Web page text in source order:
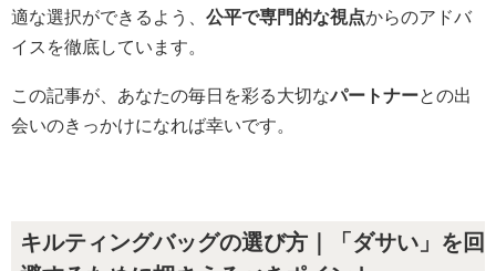
適な選択ができるよう、 公平で専門的な視点からのアドバ
イスを徹底しています。
この記事が、あなたの毎日を彩る大切なパートナーとの出
会いのきっかけになれば幸いです。
キルティングバッグの選び方｜「ダサい」を回